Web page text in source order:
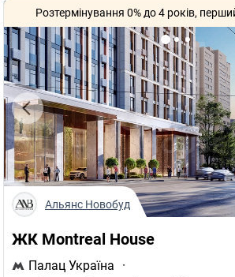
ЖК Montreal House
Палац Україна
·
Розтермінування 0% до 4 років,
Альянс Новобуд